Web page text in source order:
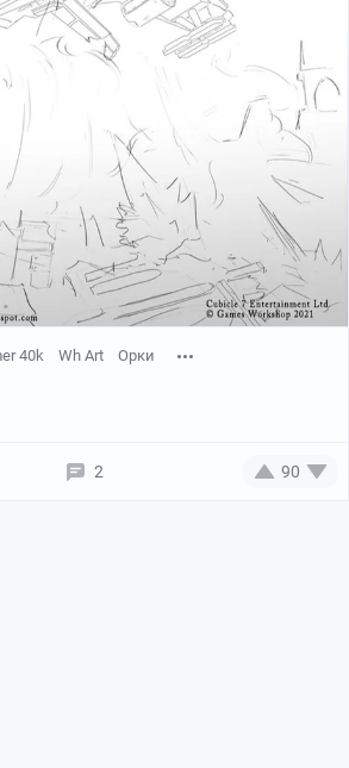
40k Wh Art Орки
2 90